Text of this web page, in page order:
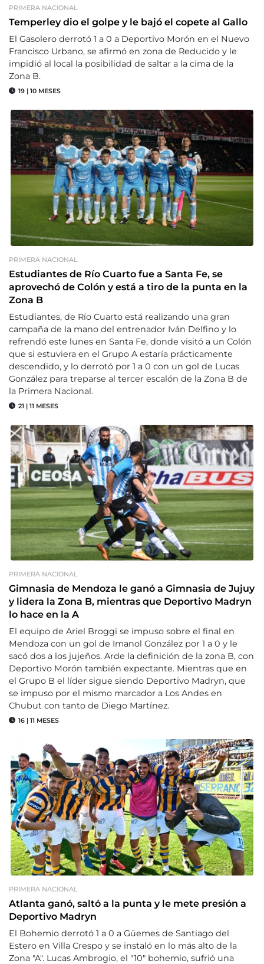
PRIMERA NACIONAL
Temperley dio el golpe y le bajó el copete al Gallo
El Gasolero derrotó 1 a 0 a Deportivo Morón en el Nuevo
Francisco Urbano, se afirmó en zona de Reducido y le
impidió al local la posibilidad de saltar a la cima de la
Zona B.
19 | 10 MESES
PRIMERA NACIONAL
Estudiantes de Río Cuarto fue a Santa Fe, se
aprovechó de Colón y está a tiro de la punta en la
Zona B
Estudiantes, de Río Cuarto está realizando una gran
campaña de la mano del entrenador Iván Delfino y lo
refrendó este lunes en Santa Fe, donde visitó a un Colón
que si estuviera en el Grupo A estaría prácticamente
descendido, y lo derrotó por 1 a 0 con un gol de Lucas
González para treparse al tercer escalón de la Zona B de
la Primera Nacional.
21 | 11 MESES
PRIMERA NACIONAL
Gimnasia de Mendoza le ganó a Gimnasia de Jujuy
y lidera la Zona B, mientras que Deportivo Madryn
lo hace en la A
El equipo de Ariel Broggi se impuso sobre el final en
Mendoza con un gol de Imanol González por 1 a 0 y le
sacó dos a los jujeños. Arde la definición de la zona B, con
Deportivo Morón también expectante. Mientras que en
el Grupo B el líder sigue siendo Deportivo Madryn, que
se impuso por el mismo marcador a Los Andes en
Chubut con tanto de Diego Martínez.
16 | 11 MESES
PRIMERA NACIONAL
Atlanta ganó, saltó a la punta y le mete presión a
Deportivo Madryn
El Bohemio derrotó 1 a 0 a Güemes de Santiago del
Estero en Villa Crespo y se instaló en lo más alto de la
Zona "A". Lucas Ambrogio, el "10" bohemio, sufrió una